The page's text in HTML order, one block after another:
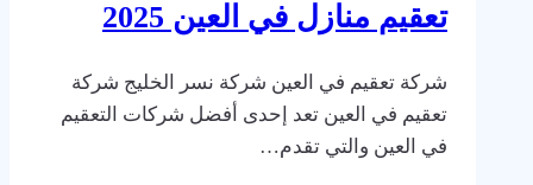
تعقيم منازل في العين 2025
شركة تعقيم في العين شركة نسر الخليج شركة
تعقيم في العين تعد إحدى أفضل شركات التعقيم
في العين والتي تقدم…